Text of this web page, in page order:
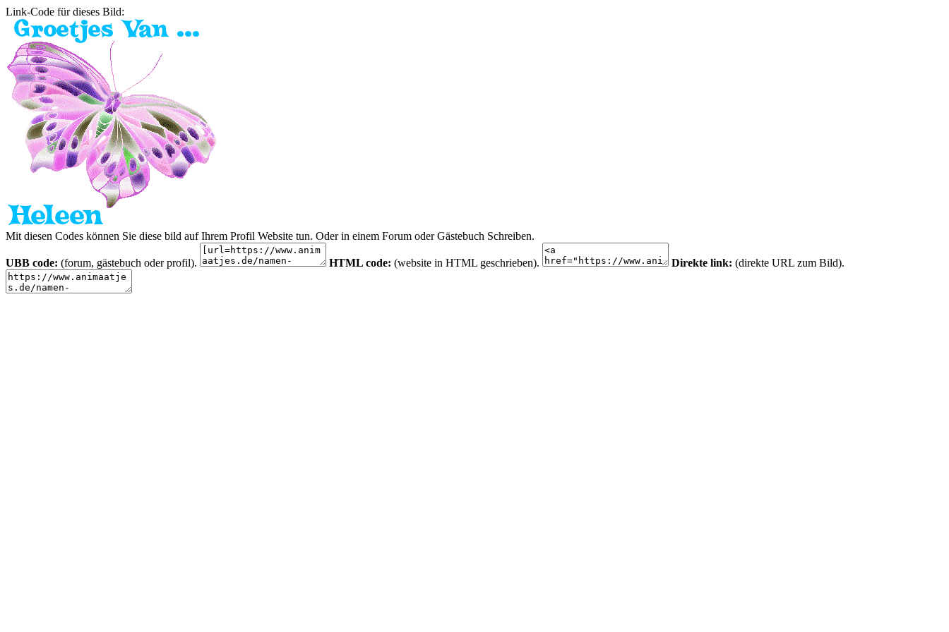
Link-Code für dieses Bild:
Mit diesen Codes können Sie diese bild auf Ihrem Profil Website tun. Oder in einem Forum oder Gästebuch Schreiben.
UBB code: (forum, gästebuch oder profil). HTML code: (website in HTML geschrieben). Direkte link: (direkte URL zum Bild).